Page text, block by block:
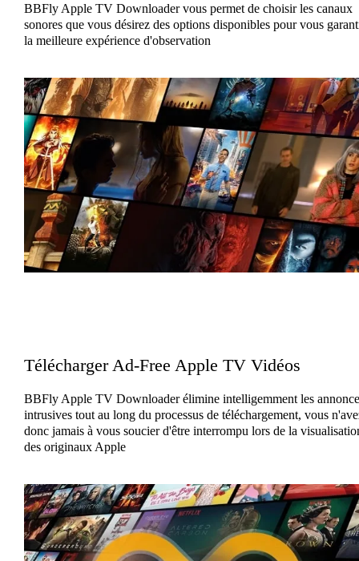
BBFly Apple TV Downloader vous permet de choisir les canaux
sonores que vous désirez des options disponibles pour vous
la meilleure expérience d'observation
Télécharger Ad-Free Apple TV Vidéos
BBFly Apple TV Downloader élimine intelligemment les
intrusives tout au long du processus de téléchargement, vous
donc jamais à vous soucier d'être interrompu lors de la
des originaux Apple